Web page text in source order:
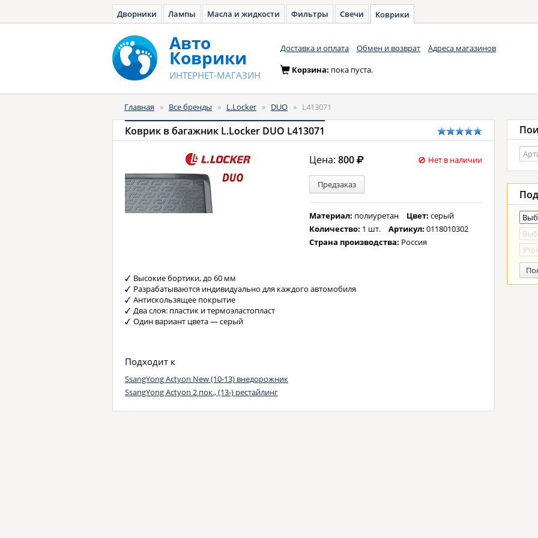
Дворники Лампы Масла и жидкости Фильтры Свечи Коврики
Авто
Коврики
ИНТЕРНЕТ-МАГАЗИН
Доставка и оплата Обмен и возврат Адреса магазинов
Корзина: пока пуста.
Главная » Все бренды » L.Locker » DUO » L413071
Коврик в багажник L.Locker DUO L413071
Цена:800 Нет в наличии
Предзаказ
Материал: полиуретан Цвет:серый
Количество: 1 шт. Артикул:0118010302
Страна производства: Россия
Высокие бортики, до 60 мм
Разрабатываются индивидуально для каждого автомобиля
Антискользящее покрытие
Два слоя: пластик и термоэластопласт
Один вариант цвета — серый
Подходит к
SsangYong Actyon New (10-13) внедорожник
SsangYong Actyon 2 пок., (13-) рестайлинг